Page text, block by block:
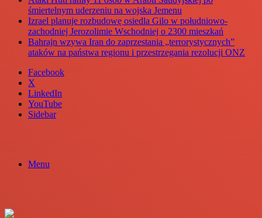
śmiertelnym uderzeniu na wojska Jemenu
Izrael planuje rozbudowę osiedla Gilo w południowo-
zachodniej Jerozolimie Wschodniej o 2300 mieszkań
Bahrajn wzywa Iran do zaprzestania „terrorystycznych”
ataków na państwa regionu i przestrzegania rezolucji ONZ
Facebook
X
LinkedIn
YouTube
Sidebar
Menu